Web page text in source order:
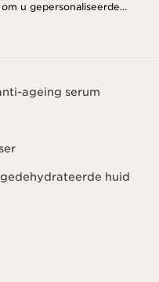
u gepersonaliseerde
uw eerdere aankopen en
ageing serum
huid